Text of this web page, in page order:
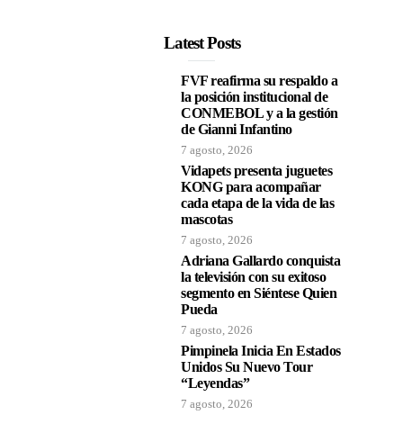
Latest Posts
FVF reafirma su respaldo a
la posición institucional de
CONMEBOL y a la gestión
de Gianni Infantino
7 agosto, 2026
Vidapets presenta juguetes
KONG para acompañar
cada etapa de la vida de las
mascotas
7 agosto, 2026
Adriana Gallardo conquista
la televisión con su exitoso
segmento en Siéntese Quien
Pueda
7 agosto, 2026
Pimpinela Inicia En Estados
Unidos Su Nuevo Tour
“Leyendas”
7 agosto, 2026